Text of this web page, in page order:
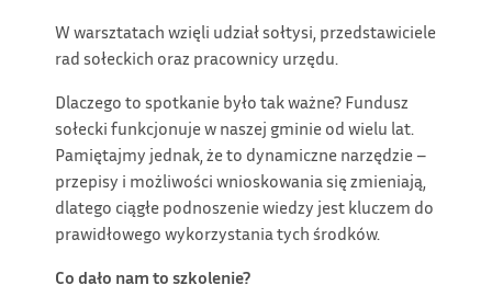
W warsztatach wzięli udział sołtysi, przedstawiciele
rad sołeckich oraz pracownicy urzędu.
Dlaczego to spotkanie było tak ważne? Fundusz
sołecki funkcjonuje w naszej gminie od wielu lat.
Pamiętajmy jednak, że to dynamiczne narzędzie –
przepisy i możliwości wnioskowania się zmieniają,
dlatego ciągłe podnoszenie wiedzy jest kluczem do
prawidłowego wykorzystania tych środków.
Co dało nam to szkolenie?